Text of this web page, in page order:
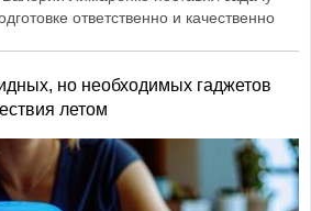
ответственно и качественно
но необходимых гаджетов
летом